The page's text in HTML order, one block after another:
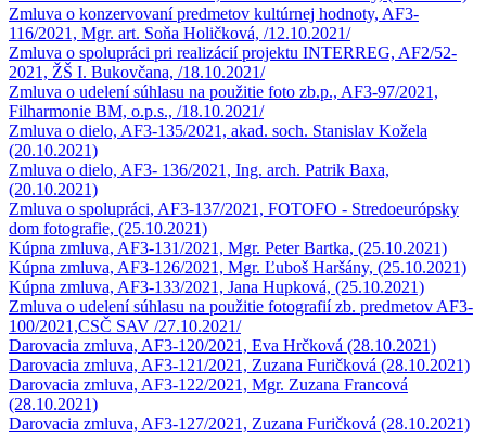
Zmluva o konzervovaní predmetov kultúrnej hodnoty, AF3-
116/2021, Mgr. art. Soňa Holičková, /12.10.2021/
Zmluva o spolupráci pri realizácií projektu INTERREG, AF2/52-
2021, ŽŠ I. Bukovčana, /18.10.2021/
Zmluva o udelení súhlasu na použitie foto zb.p., AF3-97/2021,
Filharmonie BM, o.p.s., /18.10.2021/
Zmluva o dielo, AF3-135/2021, akad. soch. Stanislav Kožela
(20.10.2021)
Zmluva o dielo, AF3- 136/2021, Ing. arch. Patrik Baxa,
(20.10.2021)
Zmluva o spolupráci, AF3-137/2021, FOTOFO - Stredoeurópsky
dom fotografie, (25.10.2021)
Kúpna zmluva, AF3-131/2021, Mgr. Peter Bartka, (25.10.2021)
Kúpna zmluva, AF3-126/2021, Mgr. Ľuboš Haršány, (25.10.2021)
Kúpna zmluva, AF3-133/2021, Jana Hupková, (25.10.2021)
Zmluva o udelení súhlasu na použitie fotografií zb. predmetov AF3-
100/2021,CSČ SAV /27.10.2021/
Darovacia zmluva, AF3-120/2021, Eva Hrčková (28.10.2021)
Darovacia zmluva, AF3-121/2021, Zuzana Furičková (28.10.2021)
Darovacia zmluva, AF3-122/2021, Mgr. Zuzana Francová
(28.10.2021)
Darovacia zmluva, AF3-127/2021, Zuzana Furičková (28.10.2021)